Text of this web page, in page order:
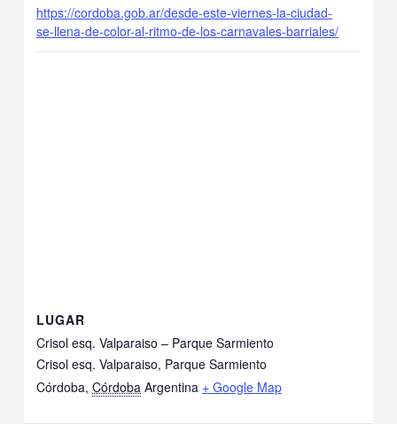
https://cordoba.gob.ar/desde-este-viernes-la-ciudad-
se-llena-de-color-al-ritmo-de-los-carnavales-barriales/
LUGAR
Crisol esq. Valparaiso – Parque Sarmiento
Crisol esq. Valparaiso, Parque Sarmiento
Córdoba, Córdoba Argentina + Google Map